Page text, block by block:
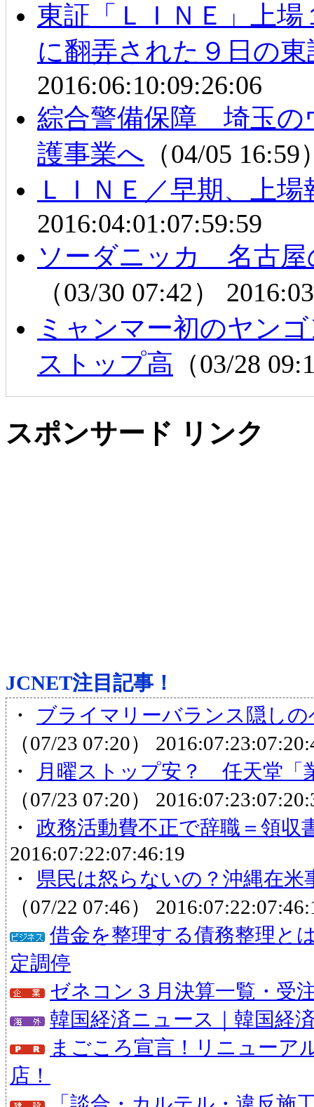
東証「ＬＩＮＥ」上
に翻弄された９日の東
2016:06:10:09:26:06
綜合警備保障 埼玉の
護事業へ （04/05
ＬＩＮＥ／早期、上
2016:04:01:07:59:59
ソーダニッカ 名古屋
（03/30 07:42）
ミャンマー初のヤン
ストップ高 （03/28
スポンサード リンク
JCNET注目記事！
・
ブライマリーバランス隠し
（07/23 07:20）
・
月曜ストップ安？ 任天堂「
（07/23 07:20）
・ 政務活動費不正で辞職＝領収
2016:07:22:07:46:19
・
県民は怒らないの？沖縄在米
（07/22 07:46）
借金を整理する債務整理と
定調停
ゼネコン３月決算一覧・受
韓国経済ニュース｜韓国経
まごころ宣言！リニューア
店！